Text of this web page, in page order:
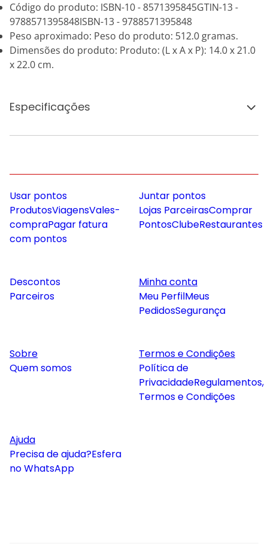
Código do produto: ISBN-10 - 8571395845GTIN-13 -
9788571395848ISBN-13 - 9788571395848
Peso aproximado: Peso do produto: 512.0 gramas.
Dimensões do produto: Produto: (L x A x P): 14.0 x 21.0
x 22.0 cm.
Especificações
Usar pontos
ProdutosViagensVales-
compraPagar fatura
com pontos
Juntar pontos
Lojas ParceirasComprar
PontosClubeRestaurantes
Descontos
Parceiros
Minha conta
Meu PerfilMeus
PedidosSegurança
Sobre
Quem somos
Termos e Condições
Política de
PrivacidadeRegulamentos,
Termos e Condições
Ajuda
Precisa de ajuda?Esfera
no WhatsApp